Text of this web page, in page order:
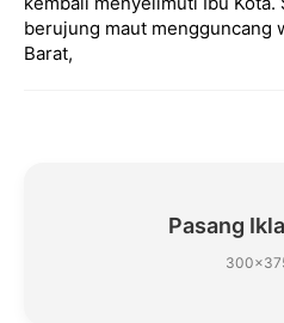
berujung maut mengguncang
Barat,
Pasang